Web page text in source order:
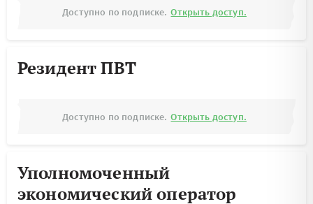
Доступно по подписке. Открыть доступ.
Резидент ПВТ
Доступно по подписке. Открыть доступ.
Уполномоченный
экономический оператор